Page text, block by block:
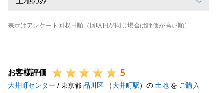
表示はアンケート回収日順（回収日が同じ場合は評価が高い順）
お客様評価 5
大井町センター / 東京都 品川区 （大井町駅）の 土地 を ご購入